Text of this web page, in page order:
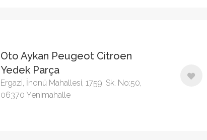
Oto Aykan Peugeot Citroen
Yedek Parça
Ergazi, İnönü Mahallesi, 1759. Sk. No:50,
06370 Yenimahalle